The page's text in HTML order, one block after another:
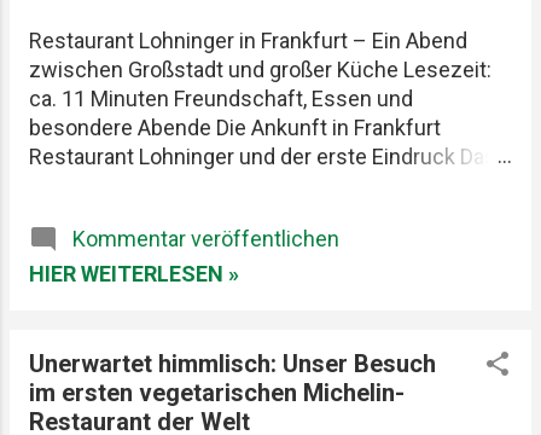
Restaurant Lohninger in Frankfurt – Ein Abend
zwischen Großstadt und großer Küche Lesezeit:
ca. 11 Minuten Freundschaft, Essen und
besondere Abende Die Ankunft in Frankfurt
Restaurant Lohninger und der erste Eindruck Das
deinen Besuch FAQ zum Restaurant Lohninger
Fazit Das Restaurant Lohninger in Frankfurt war an
Karlsruher Hauptbahnhof. Mit drei Männern, die
Essen ernst nehmen, aber sich selbst nicht zu
wichtig. Patrick, Felix und ich teilen seit Jahren
Kommentar veröffentlichen
HIER WEITERLESEN »
Unerwartet himmlisch: Unser Besuch
im ersten vegetarischen Michelin-
Restaurant der Welt